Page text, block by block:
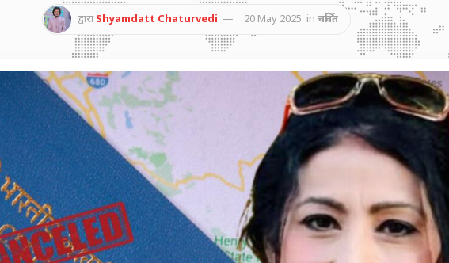
द्वारा Shyamdatt Chaturvedi 20 May 2025 in चर्चित